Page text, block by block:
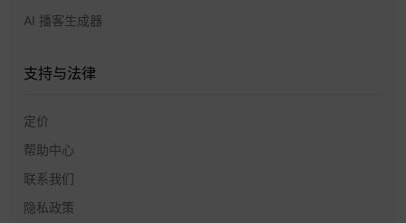
AI 播客生成器
支持与法律
定价
帮助中心
联系我们
隐私政策